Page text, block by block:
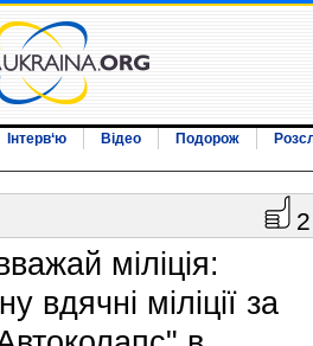
Інтерв‘ю Відео Подорож
2
міліція:
вдячні міліції за